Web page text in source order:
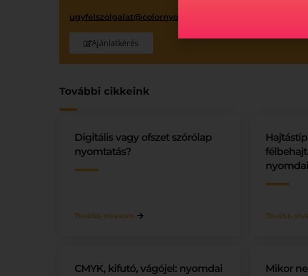
ugyfelszolgalat@colornyomda.hu
Ajánlatkérés
További cikkeink
Digitális vagy ofszet szórólap
nyomtatás?
Tovább olvasom Tovább
CMYK, kifutó, vágójel: nyomdai
Mikor